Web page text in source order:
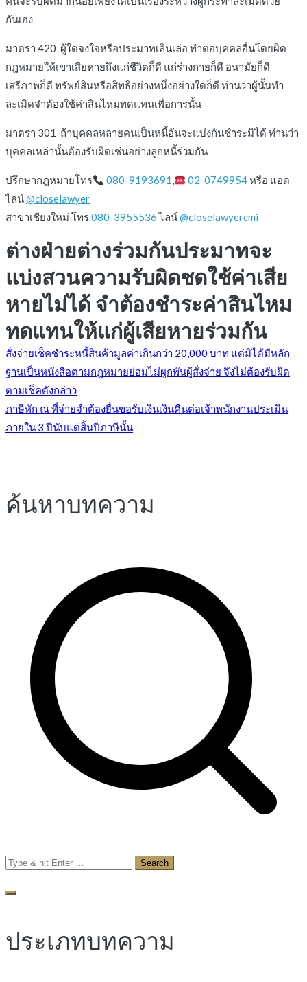
กันเอง
มาตรา 420 ผู้ใดจงใจหรือประมาทเลินเล่อ ทำต่อบุคคลอื่นโดยผิด
กฎหมายให้เขาเสียหายถึงแก่ชีวิตก็ดี แก่ร่างกายก็ดี อนามัยก็ดี
เสรีภาพก็ดี ทรัพย์สินหรือสิทธิอย่างหนึ่งอย่างใดก็ดี ท่านว่าผู้นั้นทำ
ละเมิดจำต้องใช้ค่าสินไหมทดแทนเพื่อการนั้น
มาตรา 301 ถ้าบุคคลหลายคนเป็นหนี้อันจะแบ่งกันชำระมิได้ ท่านว่า
บุคคลเหล่านั้นต้องรับผิดเช่นอย่างลูกหนี้ร่วมกัน
ปรึกษากฎหมายโทร 080-9193691, 02-0749954หรือ แอด
ไลน์@closelawyer
สาขาเชียงใหม่ โทร080-3955536ไลน์@closelawyercmi
ต่างฝ่ายต่างร่วมกันประมาทจะ
แบ่งสวนความรับผิดชดใช้ค่าเสีย
หายไม่ได้ จำต้องชำระค่าสินไหม
ทดแทนให้แก่ผู้เสียหายร่วมกัน
แนะแนว
เรื่อง
สั่งจ่ายเช็คชำระหนี้สินค้ามูลค่าเกินกว่า 20,000 บาท แต่มิได้มีหลัก
ฐานเป็นหนังสือตามกฎหมายย่อมไม่ผูกพันผู้สั่งจ่าย จึงไม่ต้องรับผิด
ตามเช็คดังกล่าว
ภาษีหัก ณ ที่จ่ายจำต้องยื่นขอรับเงินเงินคืนต่อเจ้าพนักงานประเมิน
ภายใน 3 ปีนับแต่สิ้นปีภาษีนั้น
ค้นหาบทความ
Search
for:
ประเภทบทความ